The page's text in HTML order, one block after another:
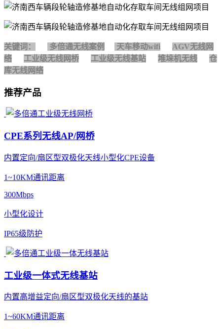
关键词： 多倍通无线案例 天车移动wifi
AGV无线网
络
工业级无线网桥 工业级无线基站 堆垛机无线
仓
库无线网络
推荐产品
CPE系列无线AP/网桥
内置定向/扇区型双极化天线小型化CPE设备
1~10KM通讯距离
300Mbps
小型化设计
IP65级防护
工业级一体式无线基站
内置高增益定向/扇区型双极化天线的基站
1~60KM通讯距离